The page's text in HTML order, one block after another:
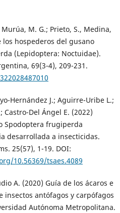
M. G.; Prieto, S., Medina,
los hospederos del gusano
(Lepidoptera: Noctuidae).
69(3-4), 209-231.
Hernández J.; Aguirre-Uribe L.;
Castro-Del Ángel E. (2022)
Spodoptera frugiperda
desarrollada a insecticidas.
25(57), 1-19. DOI:
10.56369/tsaes.4089
A. (2020) Guía de los ácaros e
insectos antófagos y carpófagos
Autónoma Metropolitana.